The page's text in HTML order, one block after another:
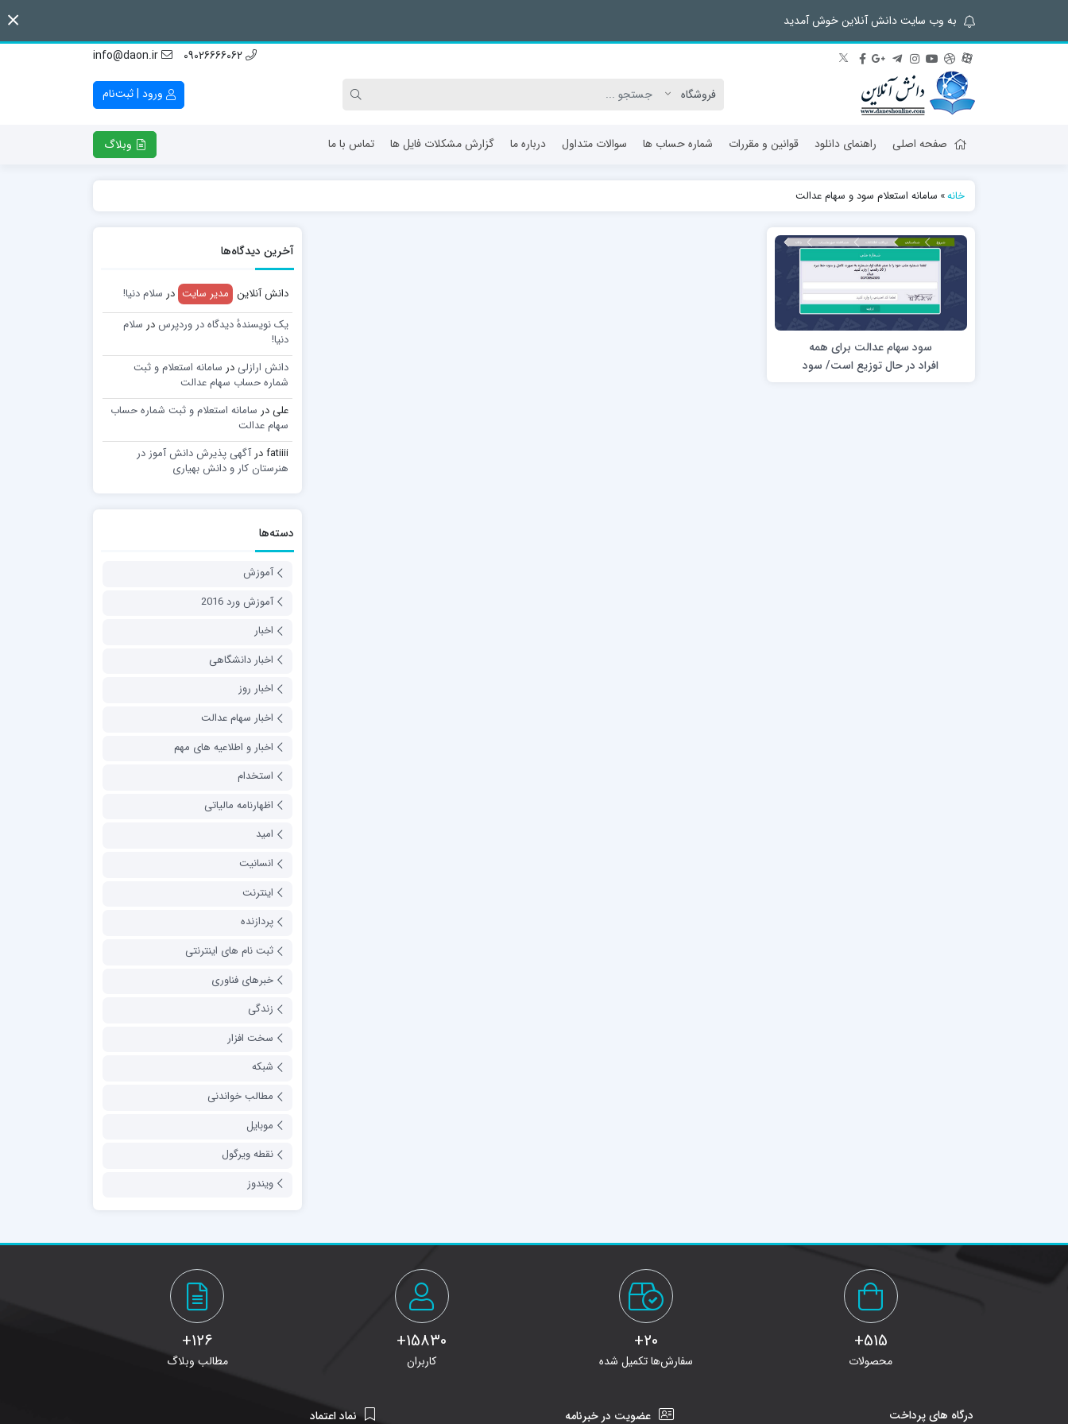
به وب سایت دانش آنلاین خوش آمدید
09026666062
info@daon.ir
ورود | ثبت‌نام
صفحه اصلی راهنمای دانلود قوانین و مقررات شماره حساب ها سوالات متداول درباره ما گزارش مشکلات فایل ها تماس با ما وبلاگ
خانه» سامانه استعلام سود و سهام عدالت
سود سهام عدالت برای همه
افراد در حال توزیع است/ سود
سهام مشمول مالیات، بیمه و
آخرین دیدگاه‌ها
دانش آنلاین مدیر سایت در سلام دنیا!
یک نویسندهٔ دیدگاه در وردپرس در سلام
دنیا!
دانش ارازلی در سامانه استعلام و ثبت
شماره حساب سهام عدالت
علیدر سامانه استعلام و ثبت شماره حساب
سهام عدالت
fatiiiiدرآگهی پذیرش دانش آموز در
هنرستان کار و دانش بهیاری
دسته‌ها
آموزش
آموزش ورد 2016
اخبار
اخبار دانشگاهی
اخبار روز
اخبار سهام عدالت
اخبار و اطلاعیه های مهم
استخدام
اظهارنامه مالیاتی
امید
انسانیت
اینترنت
پردازنده
ثبت نام های اینترنتی
خبرهای فناوری
زندگی
سخت افزار
شبکه
مطالب خواندنی
موبایل
نقطه ویرگول
ویندوز
515+
محصولات
20+
سفارش‌ها تکمیل شده
15830+
کاربران
126+
مطالب وبلاگ
درگاه های پرداخت عضویت در خبرنامه نماد اعتماد